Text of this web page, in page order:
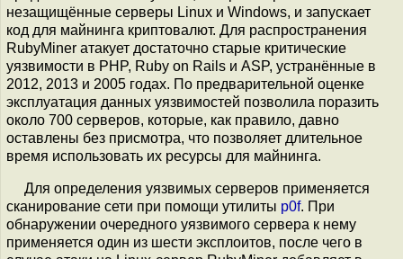
незащищённые серверы Linux и Windows, и запускает
код для майнинга криптовалют. Для распространения
RubyMiner атакует достаточно старые критические
уязвимости в PHP, Ruby on Rails и ASP, устранённые в
2012, 2013 и 2005 годах. По предварительной оценке
экcплуатация данных уязвимостей позволила поразить
около 700 серверов, которые, как правило, давно
оставлены без присмотра, что позволяет длительное
время использовать их ресурсы для майнинга.
Для определения уязвимых серверов применяется
сканирование сети при помощи утилиты p0f. При
обнаружении очередного уязвимого сервера к нему
применяется один из шести эксплоитов, после чего в